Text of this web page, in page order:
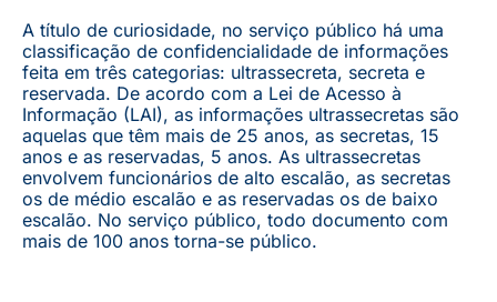
A título de curiosidade, no serviço público há uma
classificação de confidencialidade de informações
feita em três categorias: ultrassecreta, secreta e
reservada. De acordo com a Lei de Acesso à
Informação (LAI), as informações ultrassecretas são
aquelas que têm mais de 25 anos, as secretas, 15
anos e as reservadas, 5 anos. As ultrassecretas
envolvem funcionários de alto escalão, as secretas
os de médio escalão e as reservadas os de baixo
escalão. No serviço público, todo documento com
mais de 100 anos torna-se público.